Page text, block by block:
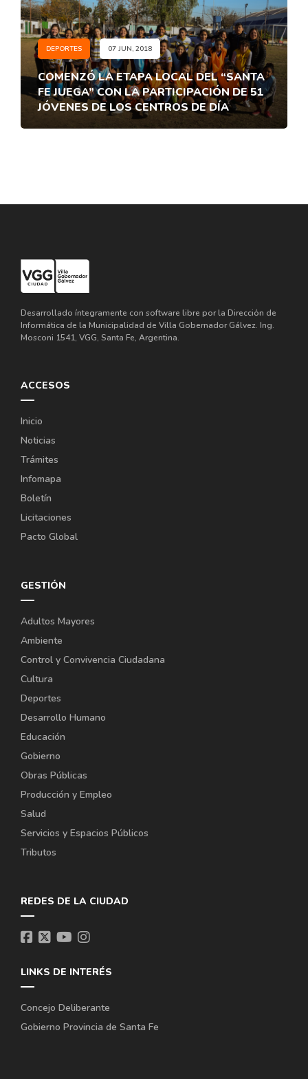
DEPORTES 07 JUN, 2018
COMENZÓ LA ETAPA LOCAL DEL “SANTA
FE JUEGA” CON LA PARTICIPACIÓN DE 51
JÓVENES DE LOS CENTROS DE DÍA
Desarrollado íntegramente con software libre por la Dirección de
Informática de la Municipalidad de Villa Gobernador Gálvez. Ing.
Mosconi 1541, VGG, Santa Fe, Argentina.
ACCESOS
Inicio
Noticias
Trámites
Infomapa
Boletín
Licitaciones
Pacto Global
GESTIÓN
Adultos Mayores
Ambiente
Control y Convivencia Ciudadana
Cultura
Deportes
Desarrollo Humano
Educación
Gobierno
Obras Públicas
Producción y Empleo
Salud
Servicios y Espacios Públicos
Tributos
REDES DE LA CIUDAD
LINKS DE INTERÉS
Concejo Deliberante
Gobierno Provincia de Santa Fe